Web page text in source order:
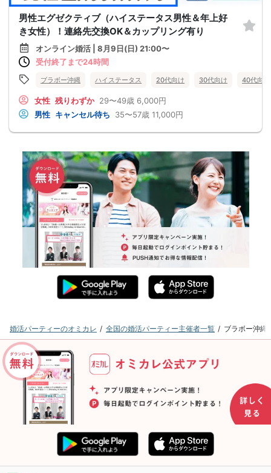
男性エグゼクティブ（ハイステータス男性＆年上好
き女性）！連絡先交換OK＆カップリング有り
オンライン婚活 | 8月9日(日) 21:00〜
受付終了まで24時間
ブラボー沖縄 ハイステータス 20代向け 30代向け 40代向け
女性 残りわずか 29〜49歳 6,000円
男性 キャンセル待ち 35〜57歳 11,000円
婚活パーティーのオミカレ 全国の婚活パーティー主催者一覧 ブラボー沖縄